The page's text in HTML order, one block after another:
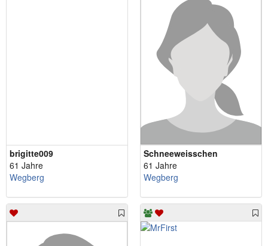
brigitte009
61 Jahre
Wegberg
Schneeweisschen
61 Jahre
Wegberg